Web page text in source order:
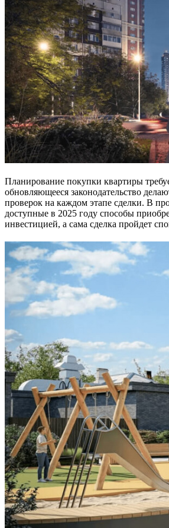
Планирование покупки квартиры
обновляющееся законодательство
проверок на каждом этапе сделки. В
доступные в 2025 году способы
инвестицией, а сама сделка пройдет